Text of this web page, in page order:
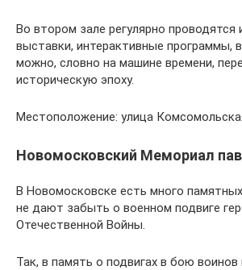
Во втором зале регулярно проводятся
выставки, интерактивные программы,
можно, словно на машине времени,
историческую эпоху.
Местоположение: улица
Новомосковский Мемориал
В Новомосковске есть много
не дают забыть о военном подвиге
Отечественной Войны.
Так, в память о подвигах в бою воинов